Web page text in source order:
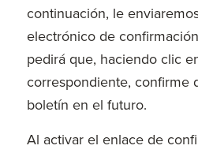
continuación, le
electrónico de
pedirá que, haciendo clic
correspondiente, confirme
boletín en el futuro.
Al activar el enlace de